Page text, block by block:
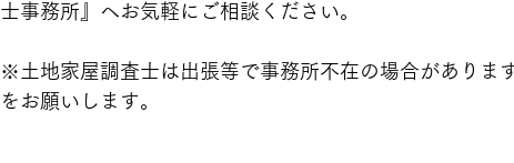
士事務所』へお気軽にご相談ください。
※土地家屋調査士は出張等で事務所不在の場合がありま
をお願いします。